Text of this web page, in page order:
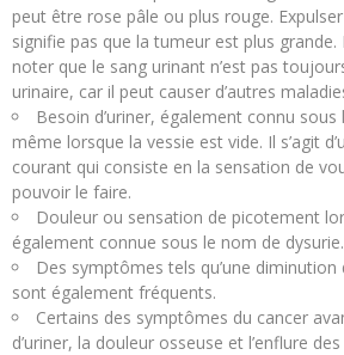
peut être rose pâle ou plus rouge.
signifie pas que la tumeur est plus grande.
noter que le sang urinant n’est pas
urinaire, car il peut causer d’autres
Besoin d’uriner, également connu
même lorsque la vessie est vide. Il s’agit
courant qui consiste en la sensation de
pouvoir le faire.
Douleur ou sensation de picotement
également connue sous le nom de dysurie.
Des symptômes tels qu’une diminution
sont également fréquents.
Certains des symptômes du cancer
d’uriner, la douleur osseuse et l’enflure